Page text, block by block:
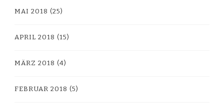
MAI 2018 (25)
APRIL 2018 (15)
MÄRZ 2018 (4)
FEBRUAR 2018 (5)